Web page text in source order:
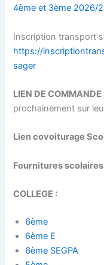
4ème et 3ème 2026/
Inscription transport
https://
sager
LIEN DE
prochainement sur
Lien covoiturage
Fournitures scolaires
COLLEGE :
6ème
6ème E
6ème SEGPA